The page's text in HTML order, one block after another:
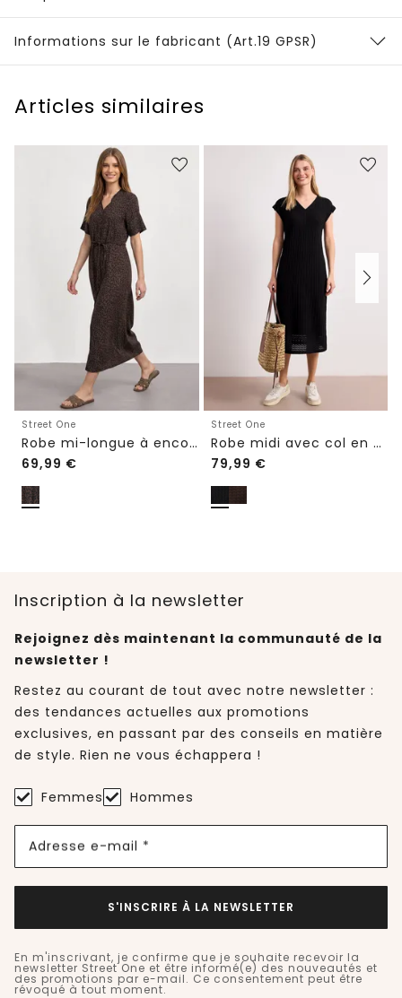
Informations sur le fabricant (Art.19 GPSR)
Articles similaires
Street One
Robe mi-longue à encolure en V et imprimé léopard
69,99 €
Street One
Robe midi avec col en V en dentelle
79,99 €
Inscription à la newsletter
Rejoignez dès maintenant la communauté de la
newsletter !
Restez au courant de tout avec notre newsletter :
des tendances actuelles aux promotions
exclusives, en passant par des conseils en matière
de style. Rien ne vous échappera !
Femmes Hommes
Adresse e-mail *
S'INSCRIRE À LA NEWSLETTER
En m'inscrivant, je confirme que je souhaite recevoir la
newsletter Street One et être informé(e) des nouveautés et
des promotions par e-mail. Ce consentement peut être
révoqué à tout moment.